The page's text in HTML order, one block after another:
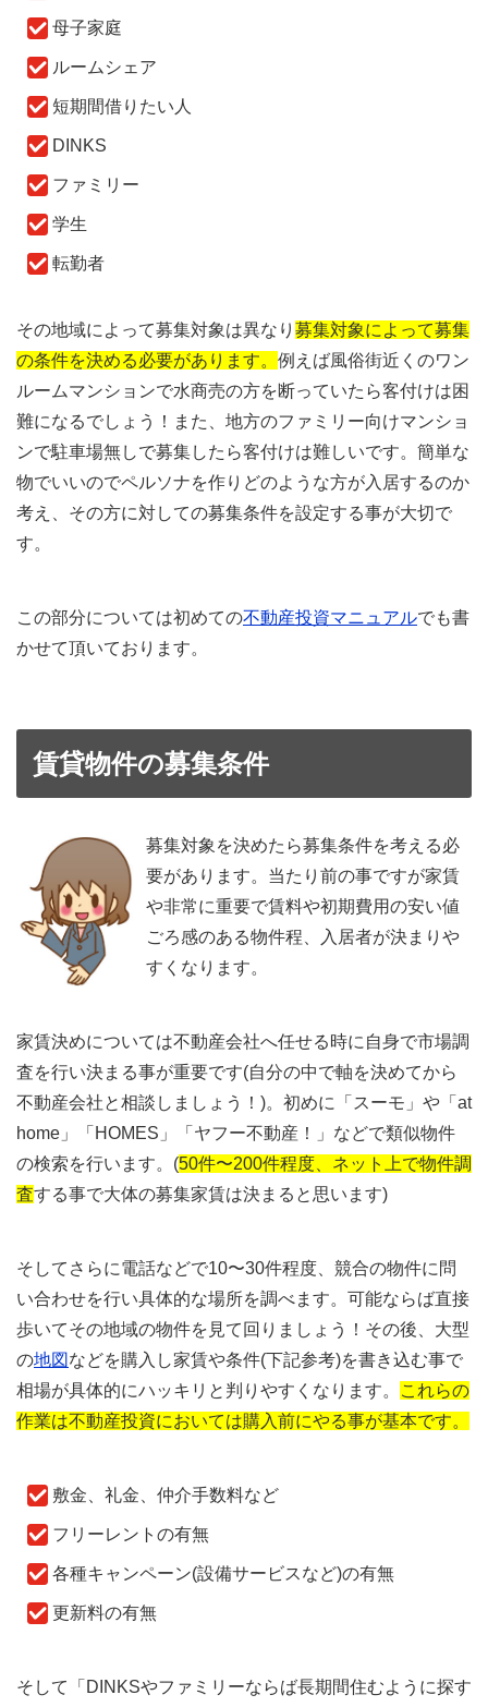
母子家庭
ルームシェア
短期間借りたい人
DINKS
ファミリー
学生
転勤者
その地域によって募集対象は異なり 募集対象によって募集
の条件を決める必要があります。 例えば風俗街近くのワン
ルームマンションで水商売の方を断っていたら客付けは困
難になるでしょう！また、地方のファミリー向けマンショ
ンで駐車場無しで募集したら客付けは難しいです。簡単な
物でいいのでペルソナを作りどのような方が入居するのか
考え、その方に対しての募集条件を設定する事が大切で
す。
この部分については初めての不動産投資マニュアルでも書
かせて頂いております。
賃貸物件の募集条件
募集対象を決めたら募集条件を考える必
要があります。当たり前の事ですが家賃
や非常に重要で賃料や初期費用の安い値
ごろ感のある物件程、入居者が決まりや
すくなります。
家賃決めについては不動産会社へ任せる時に自身で市場調
査を行い決まる事が重要です(自分の中で軸を決めてから
不動産会社と相談しましょう！)。初めに「スーモ」や「at
home」「HOMES」「ヤフー不動産！」などで類似物件
の検索を行います。(50件〜200件程度、ネット上で物件調
査する事で大体の募集家賃は決まると思います)
そしてさらに電話などで10〜30件程度、競合の物件に問
い合わせを行い具体的な場所を調べます。可能ならば直接
歩いてその地域の物件を見て回りましょう！その後、大型
の地図 などを購入し家賃や条件(下記参考)を書き込む事で
相場が具体的にハッキリと判りやすくなります。
これらの
作業は不動産投資においては購入前にやる事が基本です。
敷金、礼金、仲介手数料など
フリーレントの有無
各種キャンペーン(設備サービスなど)の有無
更新料の有無
そして「DINKSやファミリーならば長期間住むように探す